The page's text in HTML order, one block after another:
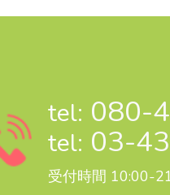
tel: 080-
tel: 03-
受付時間 10:00-